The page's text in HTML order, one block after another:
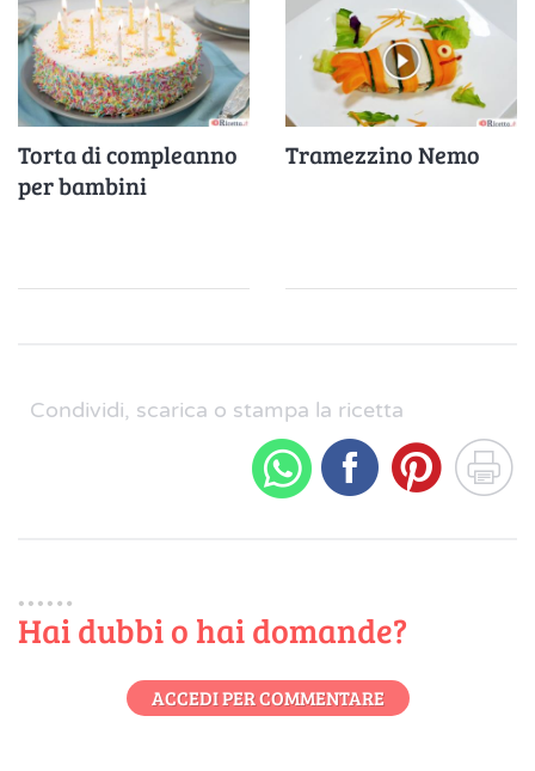
Torta di compleanno
per bambini
Tramezzino Nemo
Condividi, scarica o stampa la ricetta
Hai dubbi o hai domande?
ACCEDI PER COMMENTARE